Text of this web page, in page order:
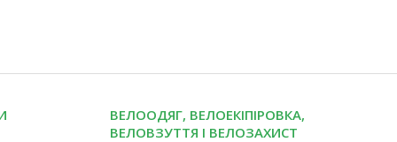
ВЕЛООДЯГ, ВЕЛОЕКІПІРОВКА,
ВЕЛОВЗУТТЯ І ВЕЛОЗАХИСТ